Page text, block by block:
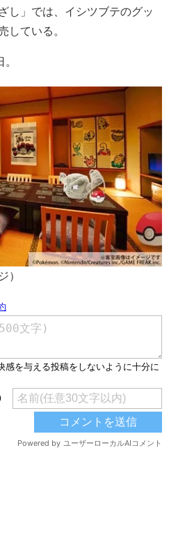
し」では、イシツブテのグッ
している。
）